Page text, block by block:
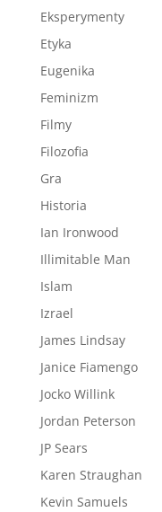
Eksperymenty
Etyka
Eugenika
Feminizm
Filmy
Filozofia
Gra
Historia
Ian Ironwood
Illimitable Man
Islam
Izrael
James Lindsay
Janice Fiamengo
Jocko Willink
Jordan Peterson
JP Sears
Karen Straughan
Kevin Samuels